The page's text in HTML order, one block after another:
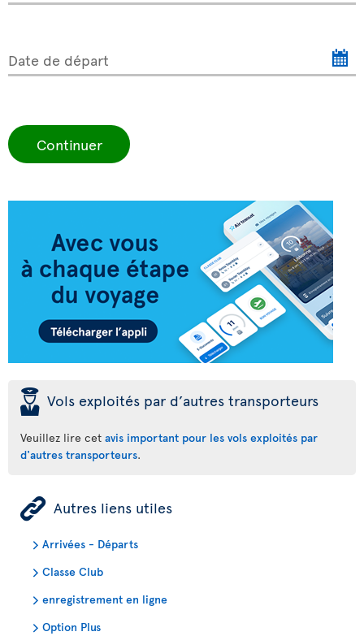
Date de départ
Continuer
þ Vols exploités par d’autres transporteurs
Veuillez lire cet avis important pour les vols exploités par
d'autres transporteurs.
ÿ Autres liens utiles
Arrivées - Départs
Classe Club
enregistrement en ligne
Option Plus